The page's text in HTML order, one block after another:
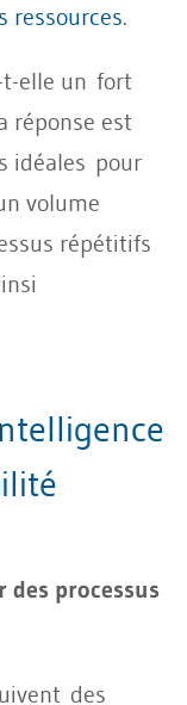
ressources.
t-elle un fort
réponse est
idéales pour
volume
répétitifs
des processus
des